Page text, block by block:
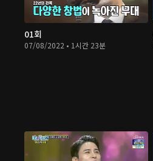
01회
07/08/2022 • 1시간 23분